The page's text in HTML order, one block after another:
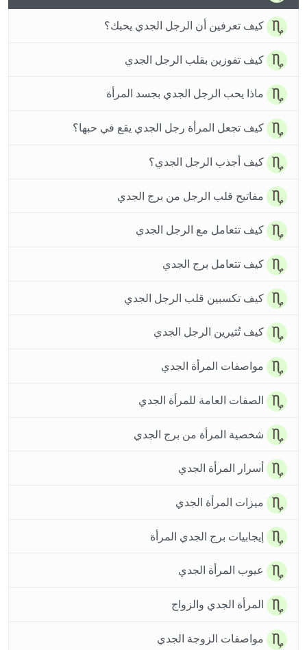
كيف تعرفين أن الرجل الجدي يحبك؟
كيف تفوزين بقلب الرجل الجدي
ماذا يحب الرجل الجدي بجسد المرأة
كيف تجعل المرأة رجل الجدي يقع في حبها؟
كيف أجذب الرجل الجدي؟
مفاتيح قلب الرجل من برج الجدي
كيف تتعامل مع الرجل الجدي
كيف تتعامل برج الجدي
كيف تكسبين قلب الرجل الجدي
كيف تُثيرين الرجل الجدي
مواصفات المرأة الجدي
الصفات العامة للمرأة الجدي
شخصية المرأة من برج الجدي
أسرار المرأة الجدي
ميزات المرأة الجدي
إيجابيات برج الجدي المرأة
عيوب المرأة الجدي
المرأة الجدي والزواج
مواصفات الزوجة الجدي